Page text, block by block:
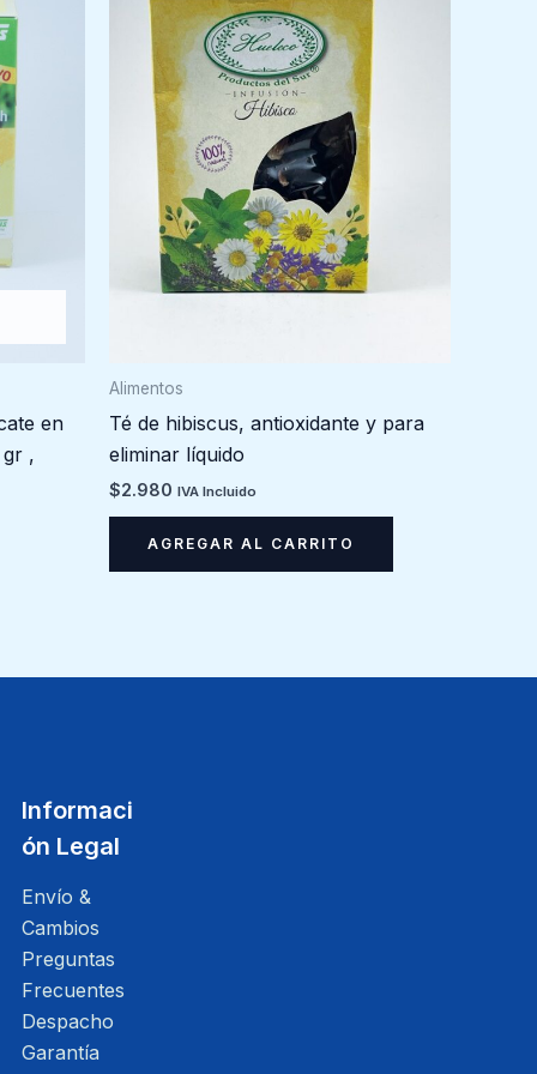
en
,
Alimentos
Té de hibiscus, antioxidante y para
eliminar líquido
$2.980 IVA Incluido
AGREGAR AL CARRITO
Informaci
ón Legal
Envío &
Cambios
Preguntas
Frecuentes
Despacho
Garantía